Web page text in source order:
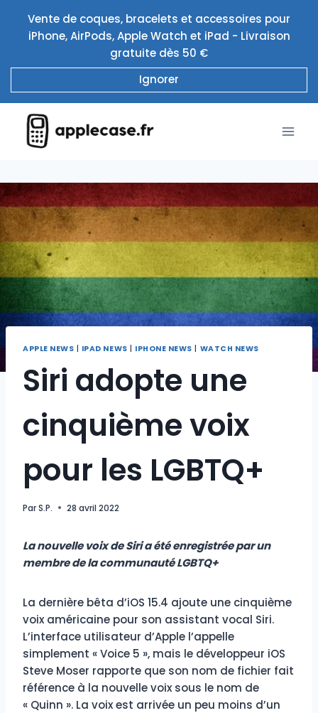
contenu
Vente de coques, bracelets et accessoires pour
iPhone, AirPods, Apple Watch et iPad - Livraison
gratuite dès 50 €
Ignorer
APPLE NEWS | IPAD NEWS | IPHONE NEWS | WATCH NEWS
Siri adopte une
cinquième voix
pour les LGBTQ+
ParS.P. 28 avril 2022
La nouvelle voix de Siri a été enregistrée par un
membre de la communauté LGBTQ+
La dernière bêta d’iOS 15.4 ajoute une cinquième
voix américaine pour son assistant vocal Siri.
L’interface utilisateur d’Apple l’appelle
simplement « Voice 5 », mais le développeur iOS
Steve Moser rapporte que son nom de fichier fait
référence à la nouvelle voix sous le nom de
« Quinn ». La voix est arrivée un peu moins d’un